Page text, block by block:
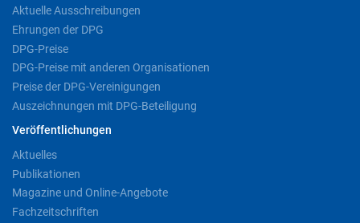
Aktuelle Ausschreibungen
Ehrungen der DPG
DPG-Preise
DPG-Preise mit anderen Organisationen
Preise der DPG-Vereinigungen
Auszeichnungen mit DPG-Beteiligung
Veröffentlichungen
Aktuelles
Publikationen
Magazine und Online-Angebote
Fachzeitschriften